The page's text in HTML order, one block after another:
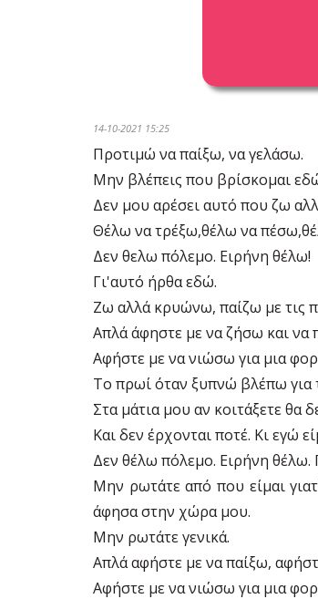
14-10-2021 15:25
Προτιμώ να παίξω, να γελάσω.
Μην βλέπεις που βρίσκομαι
Δεν μου αρέσει αυτό που ζω
Θέλω να τρέξω,θέλω να
Δεν θελω πόλεμο. Ειρήνη θέλω!
Γι'αυτό ήρθα εδώ.
Ζω αλλά κρυώνω, παίζω με τις
Απλά άφηστε με να ζήσω και να
Αφήστε με να νιώσω για μια
Το πρωί όταν ξυπνώ βλέπω για
Στα μάτια μου αν κοιτάξετε θα
Και δεν έρχονται ποτέ. Κι εγώ
Δεν θέλω πόλεμο. Ειρήνη θέλω.
Μην ρωτάτε από που είμαι
άφησα στην χώρα μου.
Μην ρωτάτε γενικά.
Απλά αφήστε με να παίξω,
Αφήστε με να νιώσω για μια